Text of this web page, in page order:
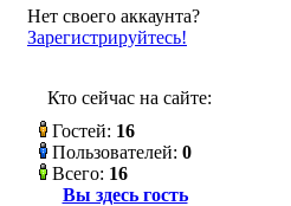
Нет своего аккаунта?
Зарегистрируйтесь!
Кто сейчас на сайте:
Гостей: 16
Пользователей: 0
Всего: 16
Вы здесь гость